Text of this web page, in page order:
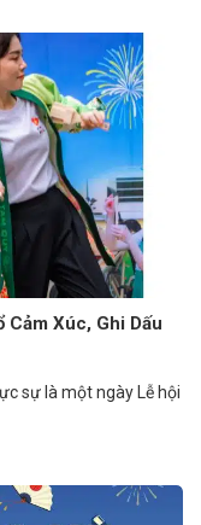
Cảm Xúc, Ghi Dấu
sự là một ngày Lễ hội